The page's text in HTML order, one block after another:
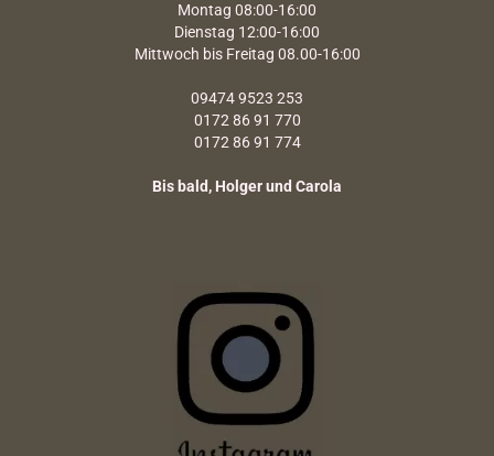
Montag 08:00-16:00
Dienstag 12:00-16:00
Mittwoch bis Freitag 08.00-16:00
09474 9523 253
0172 86 91 770
0172 86 91 774
Bis bald, Holger und Carola